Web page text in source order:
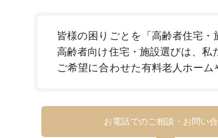
皆様の困りごとを「高齢者住宅
高齢者向け住宅・施設選びは、
ご希望に合わせた有料老人ホー
お電話でのご相談・お問い